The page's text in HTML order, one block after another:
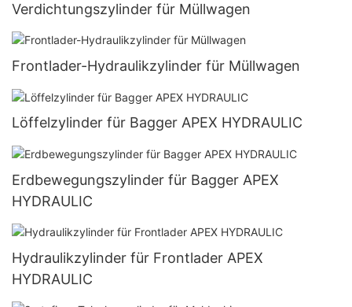
Verdichtungszylinder für Müllwagen
Frontlader-Hydraulikzylinder für Müllwagen
Löffelzylinder für Bagger APEX HYDRAULIC
Erdbewegungszylinder für Bagger APEX
HYDRAULIC
Hydraulikzylinder für Frontlader APEX
HYDRAULIC